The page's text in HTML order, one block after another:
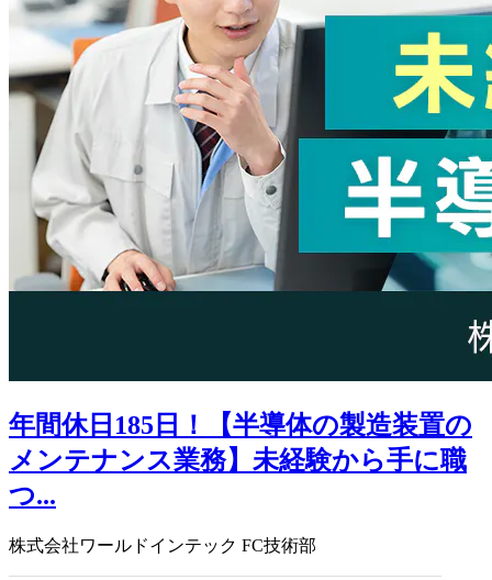
年間休日185日！【半導体の製造装置の
メンテナンス業務】未経験から手に職
つ...
株式会社ワールドインテック FC技術部